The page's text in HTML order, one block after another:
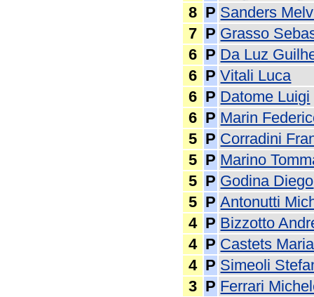
8 P Sanders
7 P Grasso
6 P Da Luz
6 P Vitali Luca
6 P Datome Luigi
6 P Marin
5 P Corradini
5 P Marino
5 P Godina Diego
5 P Antonutti
4 P Bizzotto
4 P Castets
4 P Simeoli
3 P Ferrari